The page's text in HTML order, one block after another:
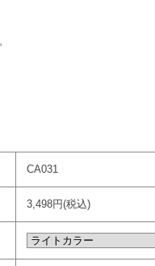
CA031
3,498円(税込)